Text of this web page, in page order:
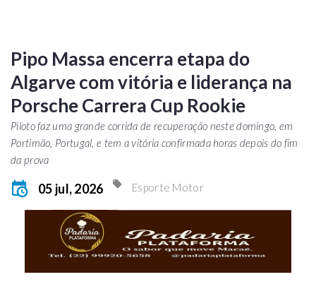
Pipo Massa encerra etapa do
Algarve com vitória e liderança na
Porsche Carrera Cup Rookie
Piloto faz uma grande corrida de recuperação neste domingo, em
Portimão, Portugal, e tem a vitória confirmada horas depois do fim
da prova
05 jul, 2026 Esporte Motor